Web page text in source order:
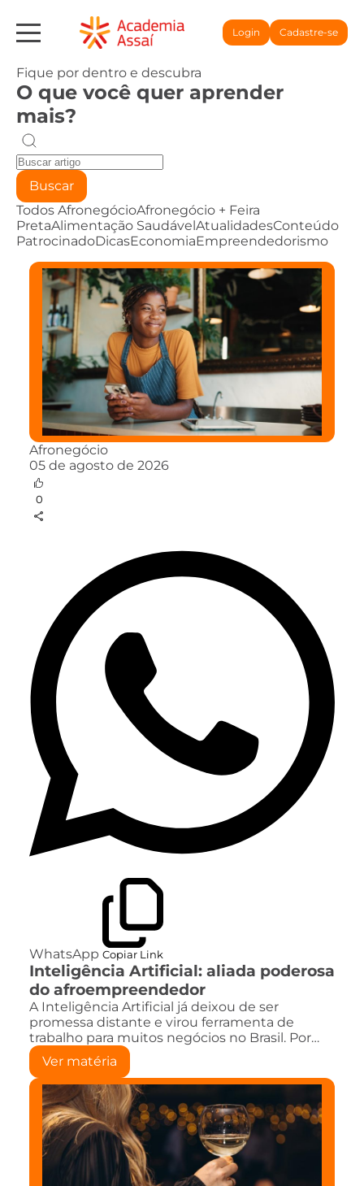
Login Cadastre-se
Fique por dentro e descubra
O que você quer aprender
mais?
Buscar
Todos AfronegócioAfronegócio + Feira
PretaAlimentação SaudávelAtualidadesConteúdo
PatrocinadoDicasEconomiaEmpreendedorismo
Afronegócio
05 de agosto de 2026
0
WhatsApp Copiar Link
Inteligência Artificial: aliada poderosa
do afroempreendedor
A Inteligência Artificial já deixou de ser
promessa distante e virou ferramenta de
trabalho para muitos negócios no Brasil. Por…
Ver matéria